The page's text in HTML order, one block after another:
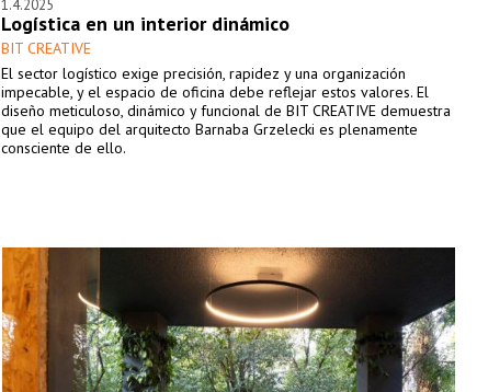
1.4.2025
Logística en un interior dinámico
BIT CREATIVE
El sector logístico exige precisión, rapidez y una organización
impecable, y el espacio de oficina debe reflejar estos valores. El
diseño meticuloso, dinámico y funcional de BIT CREATIVE demuestra
que el equipo del arquitecto Barnaba Grzelecki es plenamente
consciente de ello.